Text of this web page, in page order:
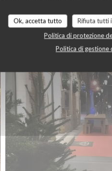
Ok, accetta tutto Rifiuta tutti
Politica di protezione
Politica di gestione